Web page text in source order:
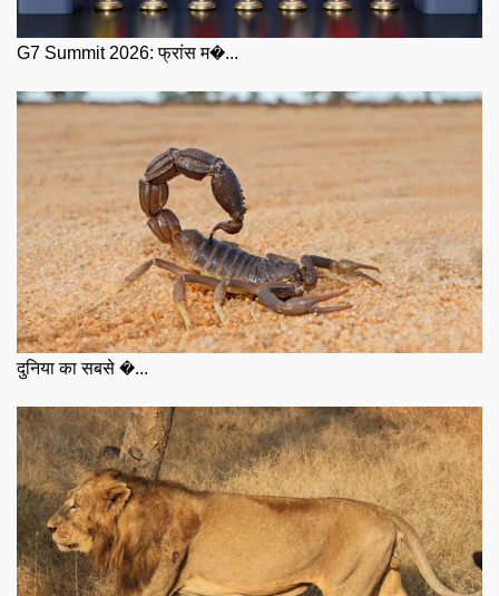
G7 Summit 2026: फ्रांस म�...
दुनिया का सबसे �...